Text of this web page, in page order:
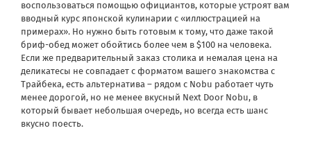
воспользоваться помощью официантов, которые устроят вам
вводный курс японской кулинарии с «иллюстрацией на
примерах». Но нужно быть готовым к тому, что даже такой
бриф-обед может обойтись более чем в $100 на человека.
Если же предварительный заказ столика и немалая цена на
деликатесы не совпадает с форматом вашего знакомства с
Трайбека, есть альтернатива – рядом с Nobu работает чуть
менее дорогой, но не менее вкусный Next Door Nobu, в
который бывает небольшая очередь, но всегда есть шанс
вкусно поесть.